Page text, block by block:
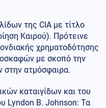
της CIA με τίτλο
Καιρού). Πρότεινε
χρηματοδότησης
με σκοπό την
ατμόσφαιρα.
καταιγίδων και του
Lyndon B. Johnson: Τα